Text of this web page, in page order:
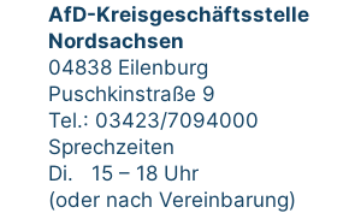
AfD-Kreisgeschäftsstelle
Nordsachsen
04838 Eilenburg
Puschkinstraße 9
Tel.: 03423/7094000
Sprechzeiten
Di. 15 – 18 Uhr
(oder nach Vereinbarung)